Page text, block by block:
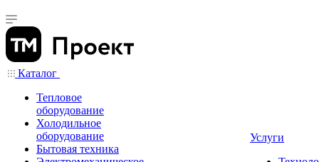
Каталог
Тепловое
оборудование
Холодильное
оборудование
Бытовая техника
Услуги